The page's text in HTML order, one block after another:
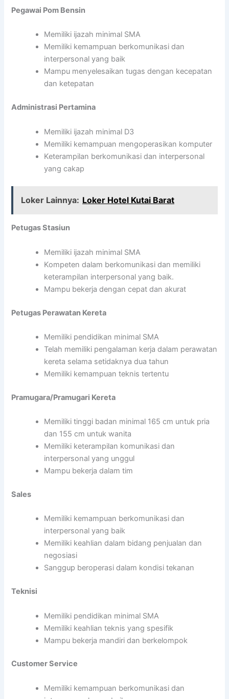
Pegawai Pom Bensin
Memiliki ijazah minimal SMA
Memiliki kemampuan berkomunikasi dan
interpersonal yang baik
Mampu menyelesaikan tugas dengan kecepatan
dan ketepatan
Administrasi Pertamina
Memiliki ijazah minimal D3
Memiliki kemampuan mengoperasikan komputer
Keterampilan berkomunikasi dan interpersonal
yang cakap
Loker Lainnya: Loker Hotel Kutai Barat
Petugas Stasiun
Memiliki ijazah minimal SMA
Kompeten dalam berkomunikasi dan memiliki
keterampilan interpersonal yang baik.
Mampu bekerja dengan cepat dan akurat
Petugas Perawatan Kereta
Memiliki pendidikan minimal SMA
Telah memiliki pengalaman kerja dalam perawatan
kereta selama setidaknya dua tahun
Memiliki kemampuan teknis tertentu
Pramugara/Pramugari Kereta
Memiliki tinggi badan minimal 165 cm untuk pria
dan 155 cm untuk wanita
Memiliki keterampilan komunikasi dan
interpersonal yang unggul
Mampu bekerja dalam tim
Sales
Memiliki kemampuan berkomunikasi dan
interpersonal yang baik
Memiliki keahlian dalam bidang penjualan dan
negosiasi
Sanggup beroperasi dalam kondisi tekanan
Teknisi
Memiliki pendidikan minimal SMA
Memiliki keahlian teknis yang spesifik
Mampu bekerja mandiri dan berkelompok
Customer Service
Memiliki kemampuan berkomunikasi dan